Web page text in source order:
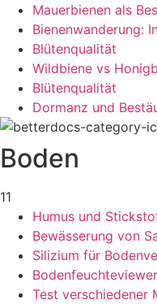
Mauerbienen als
Bienenwanderung:
Blütenqualität
Wildbiene vs
Blütenqualität
Dormanz und
Boden
11
Humus und
Bewässerung von
Silizium für
Bodenfeuchteviewer
Test verschiedener